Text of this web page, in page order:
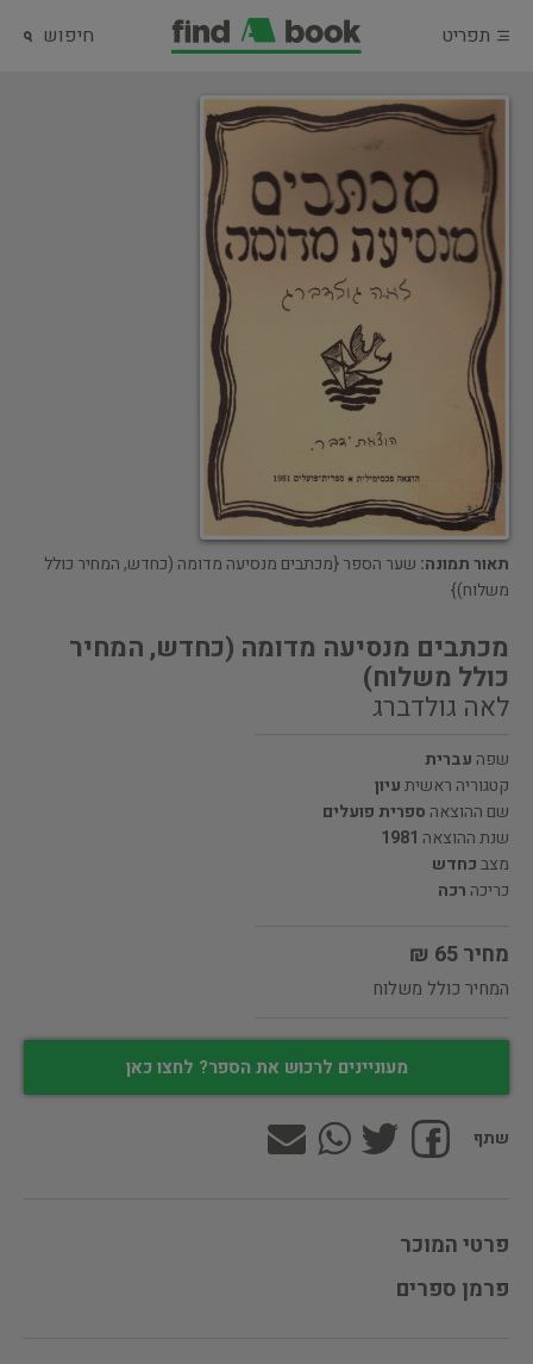
תפריט חיפוש
תאור תמונה: שער הספר {מכתבים מנסיעה מדומה (כחדש, המחיר כולל
משלוח)}
מכתבים מנסיעה מדומה (כחדש, המחיר
כולל משלוח)
לאה גולדברג
שפה עברית
קטגוריה ראשיתעיון
שם ההוצאה ספרית פועלים
שנת ההוצאה 1981
מצבכחדש
כריכה רכה
מחיר 65 ₪
המחיר כולל משלוח
מעוניינים לרכוש את הספר? לחצו כאן
שתף
פרטי המוכר
פרמן ספרים